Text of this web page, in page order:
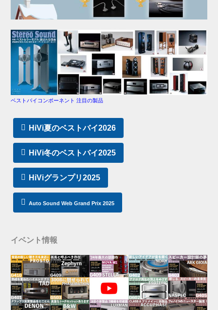
ベストバイコンポーネント 注目の製品
HiVi夏のベストバイ2026
HiVi冬のベストバイ2025
HiViグランプリ2025
Auto Sound Web Grand Prix 2025
イベント情報